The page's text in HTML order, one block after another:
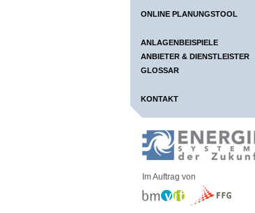
ONLINE PLANUNGSTOOL
ANLAGENBEISPIELE
ANBIETER & DIENSTLEISTER
GLOSSAR
KONTAKT
Im Auftrag von